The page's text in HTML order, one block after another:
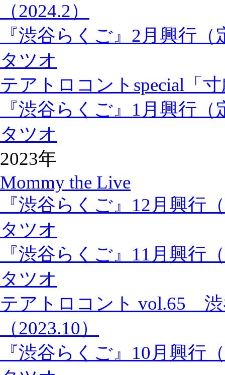
（2024.2）
『渋谷らくご』2月興行
タツオ
テアトロコントspecial「
『渋谷らくご』1月興行
タツオ
2023年
Mommy the Live
『渋谷らくご』12月興行
タツオ
『渋谷らくご』11月興行
タツオ
テアトロコント vol.65
（2023.10）
『渋谷らくご』10月興行